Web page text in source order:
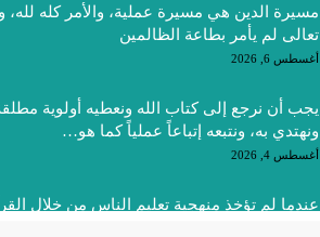
مسيرة الدين هي مسيرة عملية، والأمر كله لله،
تعالى لم يأمر بطاعة الظالمين
أغسطس 6, 2026
يجب أن نرجع إلى كتاب الله ونعطيه أولوية
ونهتدي به، ونتبعه إتباعاً عملياً كما هو…
أغسطس 4, 2026
عندما لم تؤخذ منهجية تعليم الناس من خلال